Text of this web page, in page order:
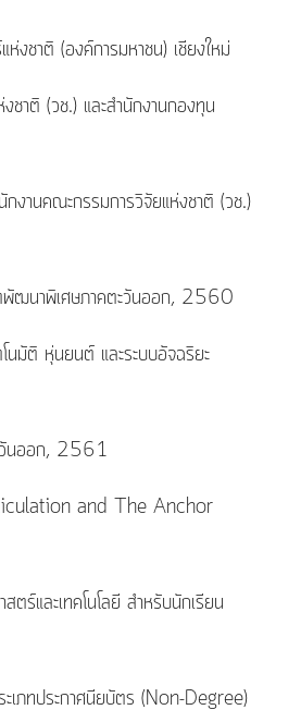
ชาติ (องค์การมหาชน) เชียงใหม่
าติ (วช.) และสำนักงานกองทุน
งานคณะกรรมการวิจัยแห่งชาติ (วช.)
ตพัฒนาพิเศษภาคตะวันออก, 2560
มัติ หุ่นยนต์ และระบบอัจฉริยะ
วันออก, 2561
and The Anchor
ร์และเทคโนโลยี สำหรับนักเรียน
เภทประกาศนียบัตร (Non-Degree)